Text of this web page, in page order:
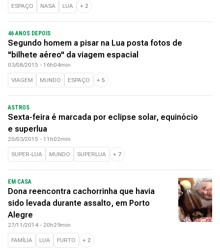
ESPAÇO NASA LUA + 2
46 ANOS DEPOIS
Segundo homem a pisar na Lua posta fotos de
"bilhete aéreo" da viagem espacial
03/08/2015 - 16h04min
VIAGEM MUNDO ESPAÇO + 5
ASTROS
Sexta-feira é marcada por eclipse solar, equinócio
e superlua
20/03/2015 - 11h02min
SUPER-LUA MUNDO SUPERLUA + 7
EM CASA
Dona reencontra cachorrinha que havia
sido levada durante assalto, em Porto
Alegre
27/11/2014 - 20h29min
FAMÍLIA LUA FURTO + 2